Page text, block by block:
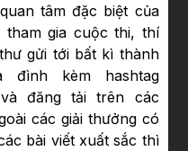
tâm đặc biệt của
gia cuộc thi, thí
gửi tới bất kì thành
đình kèm hashtag
và đăng tải trên các
các giải thưởng có
bài viết xuất sắc thì